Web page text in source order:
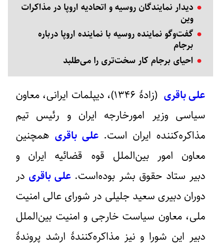
دیدار نمایندگان روسیه و اتحادیه اروپا در مذاکرات
وین
گفت‌وگو نماینده روسیه با نماینده اروپا درباره
برجام
احیای برجام کار سخت‌تری را می‌طلبد
علی باقری
(زادهٔ ۱۳۴۶)، دیپلمات ایرانی، معاون
سیاسی وزیر امورخارجه ایران و رئیس تیم
مذاکره‌کننده ایران است.علی باقری همچنین
معاون امور بین‌الملل قوه قضائیه ایران و
دبیر ستاد حقوق بشر بوده‌است. علی باقری در
دوران دبیری سعید جلیلی در شورای عالی امنیت
ملی، معاون سیاست خارجی و امنیت بین‌الملل
دبیر این شورا و نیز مذاکره‌کنندهٔ ارشد پروندهٔ